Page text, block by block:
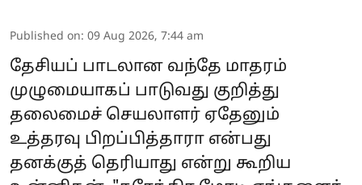
Published on: 09 Aug 2026, 7:44 am
தேசியப் பாடலான வந்தே மாதரம்
முழுமையாகப் பாடுவது குறித்து
தலைமைச் செயலாளர் ஏதேனும்
உத்தரவு பிறப்பித்தாரா என்பது
தனக்குத் தெரியாது என்று கூறிய